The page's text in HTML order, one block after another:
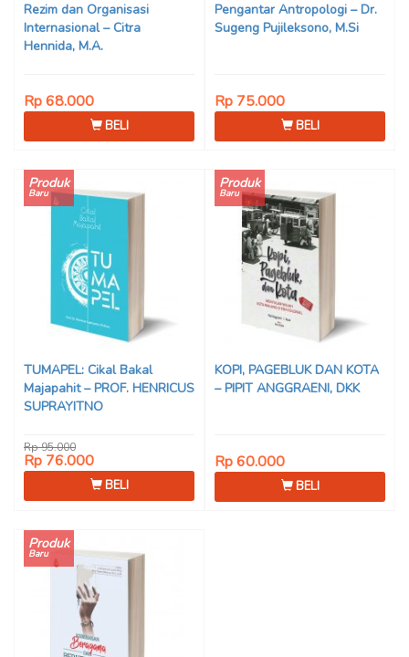
Rezim dan Organisasi
Internasional – Citra
Hennida, M.A.
Rp 68.000
BELI
Pengantar Antropologi – Dr.
Sugeng Pujileksono, M.Si
Rp 75.000
BELI
Produk
Baru
TUMAPEL: Cikal Bakal
Majapahit – PROF. HENRICUS
SUPRAYITNO
Rp 95.000
Rp 76.000
BELI
Produk
Baru
KOPI, PAGEBLUK DAN KOTA
– PIPIT ANGGRAENI, DKK
Rp 60.000
BELI
Produk
Baru